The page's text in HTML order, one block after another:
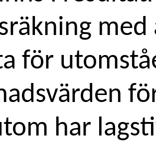
för
har